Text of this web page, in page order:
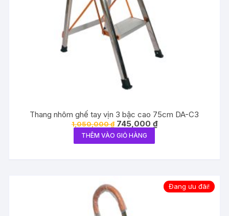
Thang nhôm ghế tay vịn 3 bậc cao 75cm DA-C3
1,050,000₫ Giá
gốc
là:
1,050,000 ₫.
745,000 ₫Giá
hiện
THÊM VÀO GIỎ HÀNG
Đang ưu đãi!